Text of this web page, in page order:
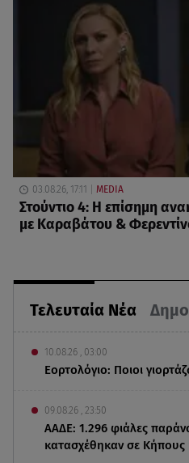
Τελευταία Νέα
10.08.26 , 03:00
Εορτολόγιο: Ποιοι
09.08.26 , 23:50
ΑΑΔΕ: 1.296 φιάλες
κατασχέθηκαν σε Κήπους
03.08.26, 17:11 MEDIA
Στούντιο 4: Η επίσημη
με Καραβάτου &